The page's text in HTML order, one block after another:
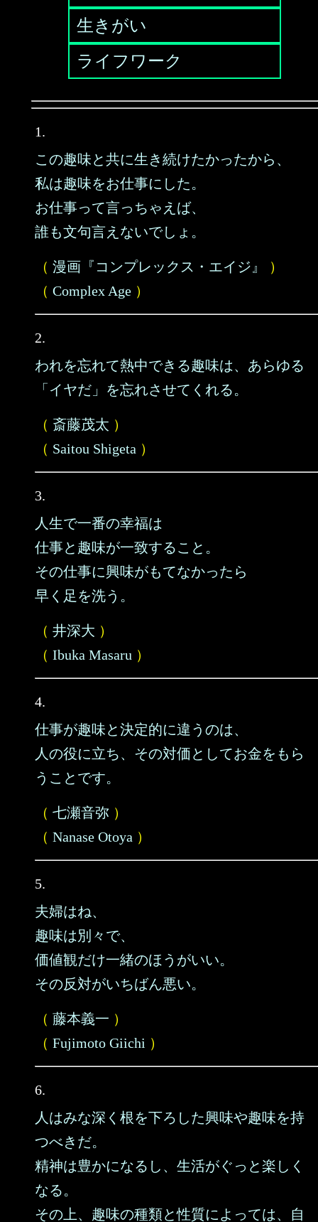
生きがい
ライフワーク
1.
この趣味と共に生き続けたかったから、
私は趣味をお仕事にした。
お仕事って言っちゃえば、
誰も文句言えないでしょ。
（ 漫画『コンプレックス・エイジ』
）
（ Complex Age ）
2.
われを忘れて熱中できる趣味は、あらゆる
「イヤだ」を忘れさせてくれる。
（ 斎藤茂太 ）
（ Saitou Shigeta ）
3.
人生で一番の幸福は
仕事と趣味が一致すること。
その仕事に興味がもてなかったら
早く足を洗う。
（ 井深大 ）
（ Ibuka Masaru ）
4.
仕事が趣味と決定的に違うのは、
人の役に立ち、その対価としてお金をもら
うことです。
（ 七瀬音弥 ）
（ Nanase Otoya ）
5.
夫婦はね、
趣味は別々で、
価値観だけ一緒のほうがいい。
その反対がいちばん悪い。
（ 藤本義一 ）
（ Fujimoto Giichi ）
6.
人はみな深く根を下ろした興味や趣味を持
つべきだ。
精神は豊かになるし、生活がぐっと楽しく
なる。
その上、趣味の種類と性質によっては、自